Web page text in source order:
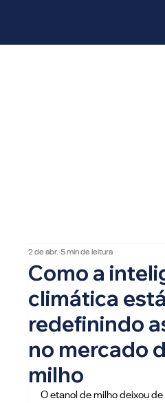
Como a
climática está
redefinindo
no mercado
milho
2 de abr. 5 min de leitura
O etanol de milho deixou